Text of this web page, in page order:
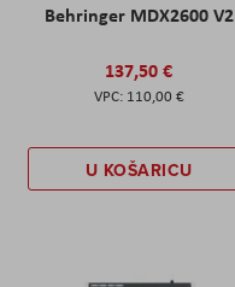
Behringer MDX2600 V2
137,50 €
110,00 €
U KOŠARICU